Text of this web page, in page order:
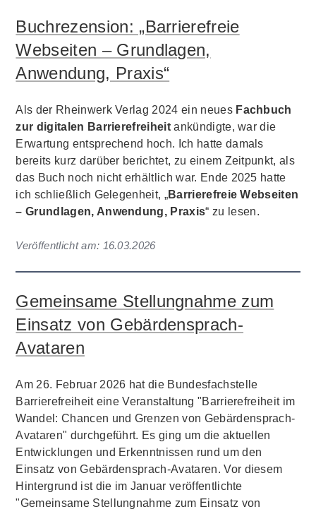
Buchrezension: „Barrierefreie
Webseiten – Grundlagen,
Anwendung, Praxis“
Als der Rheinwerk Verlag 2024 ein neues Fachbuch
zur digitalen Barrierefreiheit ankündigte, war die
Erwartung entsprechend hoch. Ich hatte damals
bereits kurz darüber berichtet, zu einem Zeitpunkt, als
das Buch noch nicht erhältlich war. Ende 2025 hatte
ich schließlich Gelegenheit, „Barrierefreie Webseiten
– Grundlagen, Anwendung, Praxis“ zu lesen.
Veröffentlicht am: 16.03.2026
Gemeinsame Stellungnahme zum
Einsatz von Gebärdensprach-
Avataren
Am 26. Februar 2026 hat die Bundesfachstelle
Barrierefreiheit eine Veranstaltung "Barrierefreiheit im
Wandel: Chancen und Grenzen von Gebärdensprach-
Avataren" durchgeführt. Es ging um die aktuellen
Entwicklungen und Erkenntnissen rund um den
Einsatz von Gebärdensprach-Avataren. Vor diesem
Hintergrund ist die im Januar veröffentlichte
"Gemeinsame Stellungnahme zum Einsatz von